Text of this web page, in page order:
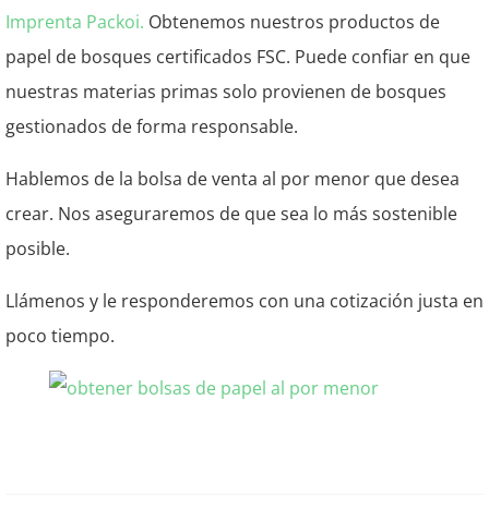
Imprenta Packoi. Obtenemos nuestros productos de
papel de bosques certificados FSC. Puede confiar en que
nuestras materias primas solo provienen de bosques
gestionados de forma responsable.
Hablemos de la bolsa de venta al por menor que desea
crear. Nos aseguraremos de que sea lo más sostenible
posible.
Llámenos y le responderemos con una cotización justa en
poco tiempo.